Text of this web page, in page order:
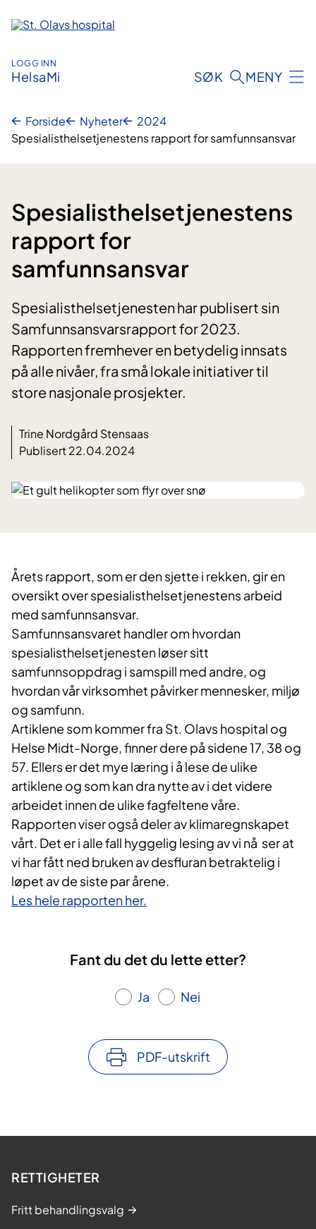
innhold
LOGG INN
HelsaMi SØK MENY
Forside Nyheter
2024
Spesialisthelsetjenestens rapport for samfunnsansvar
Spesialisthelsetjenestens
rapport for
samfunnsansvar
Spesialisthelsetjenesten har publisert sin
Samfunnsansvarsrapport for 2023.
Rapporten fremhever en betydelig innsats
på alle nivåer, fra små lokale initiativer til
store nasjonale prosjekter.
Trine Nordgård Stensaas
Publisert 22.04.2024
Årets rapport, som er den sjette i rekken, gir en
oversikt over spesialisthelsetjenestens arbeid
med samfunnsansvar.
Samfunnsansvaret handler om hvordan
spesialisthelsetjenesten løser sitt
samfunnsoppdrag i samspill med andre, og
hvordan vår virksomhet påvirker mennesker, miljø
og samfunn.
Artiklene som kommer fra St. Olavs hospital og
Helse Midt-Norge, finner dere på sidene 17, 38 og
57. Ellers er det mye læring i å lese de ulike
artiklene og som kan dra nytte av i det videre
arbeidet innen de ulike fagfeltene våre.
Rapporten viser også deler av klimaregnskapet
vårt. Det er i alle fall hyggelig lesing av vi nå ser at
vi har fått ned bruken av desfluran betraktelig i
løpet av de siste par årene.
Les hele rapporten her.
Fant du det du lette etter?
Ja Nei
PDF-utskrift
RETTIGHETER
Fritt behandlingsvalg